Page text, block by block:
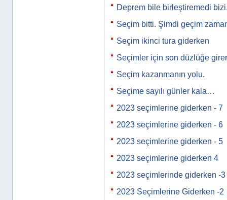
Deprem bile birleştiremedi
Seçim bitti. Şimdi geçim
Seçim ikinci tura giderken
Seçimler için son düzlüğe
Seçim kazanmanın yolu.
Seçime sayılı günler kala…
2023 seçimlerine giderken - 7
2023 seçimlerine giderken - 6
2023 seçimlerine giderken - 5
2023 seçimlerine giderken 4
2023 seçimlerinde giderken -3
2023 Seçimlerine Giderken -2